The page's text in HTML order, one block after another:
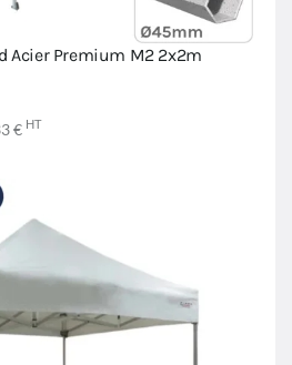
Acier Premium M2 2x2m
€ HT